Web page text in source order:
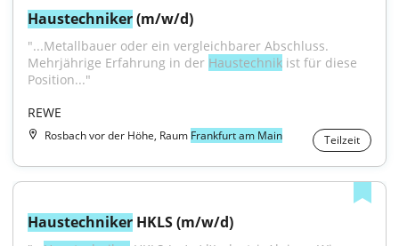
Haustechniker (m/w/d)
"...Metallbauer oder ein vergleichbarer Abschluss.
Mehrjährige Erfahrung in der Haustechnik ist für diese
Position..."
REWE
Rosbach vor der Höhe, Raum Frankfurt am Main Teilzeit
Haustechniker HKLS (m/w/d)